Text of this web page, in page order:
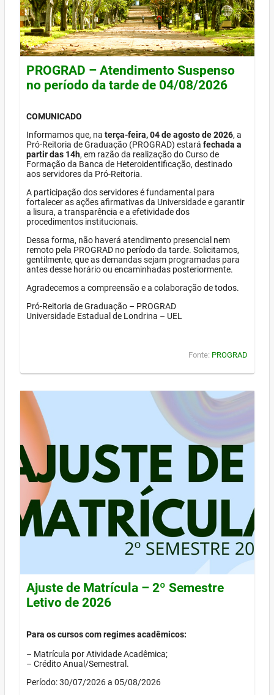
PROGRAD – Atendimento Suspenso
no período da tarde de 04/08/2026
COMUNICADO
Informamos que, na terça-feira, 04 de agosto de 2026, a
Pró-Reitoria de Graduação (PROGRAD) estará fechada a
partir das 14h, em razão da realização do Curso de
Formação da Banca de Heteroidentificação, destinado
aos servidores da Pró-Reitoria.
A participação dos servidores é fundamental para
fortalecer as ações afirmativas da Universidade e garantir
a lisura, a transparência e a efetividade dos
procedimentos institucionais.
Dessa forma, não haverá atendimento presencial nem
remoto pela PROGRAD no período da tarde. Solicitamos,
gentilmente, que as demandas sejam programadas para
antes desse horário ou encaminhadas posteriormente.
Agradecemos a compreensão e a colaboração de todos.
Pró-Reitoria de Graduação – PROGRAD
Universidade Estadual de Londrina – UEL
Fonte: PROGRAD
Ajuste de Matrícula – 2º Semestre
Letivo de 2026
Para os cursos com regimes acadêmicos:
– Matrícula por Atividade Acadêmica;
– Crédito Anual/Semestral.
Período: 30/07/2026 a 05/08/2026